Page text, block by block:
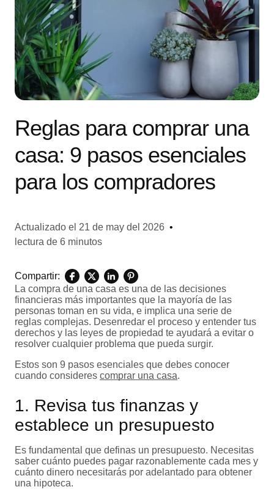
Reglas para comprar una
casa: 9 pasos esenciales
para los compradores
Actualizado el 21 de may del 2026 •
lectura de 6 minutos
Compartir:
La compra de una casa es una de las decisiones
financieras más importantes que la mayoría de las
personas toman en su vida, e implica una serie de
reglas complejas. Desenredar el proceso y entender tus
derechos y las leyes de propiedad te ayudará a evitar o
resolver cualquier problema que pueda surgir.
Estos son 9 pasos esenciales que debes conocer
cuando consideres comprar una casa.
1. Revisa tus finanzas y
establece un presupuesto
Es fundamental que definas un presupuesto. Necesitas
saber cuánto puedes pagar razonablemente cada mes y
cuánto dinero necesitarás por adelantado para obtener
una hipoteca.